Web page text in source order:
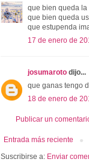
que bien queda
que bien queda
que estupenda
17 de enero de
josumaroto dijo...
que ganas tengo
18 de enero de
Publicar un
Entrada más reciente
Suscribirse a: Enviar